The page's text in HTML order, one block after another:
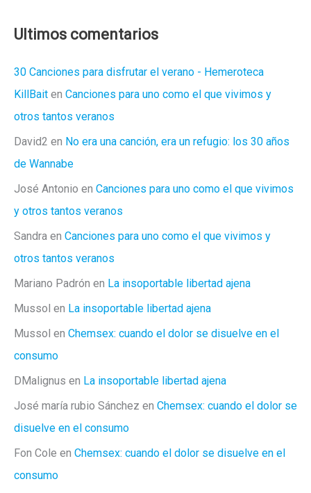
Ultimos comentarios
30 Canciones para disfrutar el verano - Hemeroteca
KillBait en Canciones para uno como el que vivimos y
otros tantos veranos
David2 en No era una canción, era un refugio: los 30 años
de Wannabe
José Antonio en Canciones para uno como el que vivimos
y otros tantos veranos
Sandra en Canciones para uno como el que vivimos y
otros tantos veranos
Mariano Padrón en La insoportable libertad ajena
Mussol en La insoportable libertad ajena
Mussol en Chemsex: cuando el dolor se disuelve en el
consumo
DMalignus en La insoportable libertad ajena
José maría rubio Sánchez en Chemsex: cuando el dolor se
disuelve en el consumo
Fon Cole en Chemsex: cuando el dolor se disuelve en el
consumo